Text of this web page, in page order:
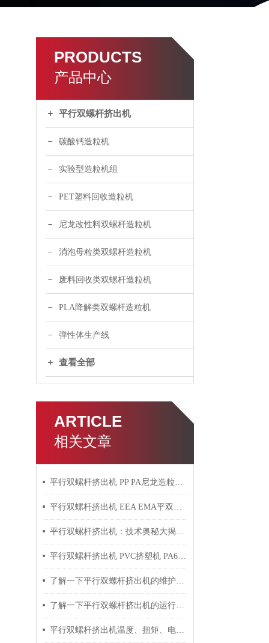
PRODUCTS
产品中心
平行双螺杆挤出机
碳酸钙造粒机
实验型造粒机组
PET塑料回收造粒机
尼龙改性料双螺杆造粒机
消泡母粒类双螺杆造粒机
废料回收类双螺杆造粒机
PLA降解类双螺杆造粒机
弹性体生产线
查看全部
ARTICLE
相关文章
平行双螺杆挤出机 PP PA尼龙造粒机技术参数
平行双螺杆挤出机 EEA EMA平双挤出机 双螺杆挤出机技术参数
平行双螺杆挤出机：技术奥秘大揭秘！
平行双螺杆挤出机 PVC挤塑机 PA6+玻纤挤出造粒机技术参数
了解一下平行双螺杆挤出机的维护保养方法吧
了解一下平行双螺杆挤出机的运行过程吧
平行双螺杆挤出机温度、扭矩、电流控制要点